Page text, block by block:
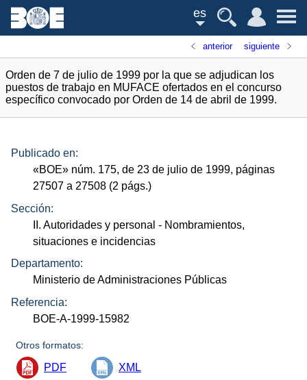
es
anterior siguiente
Orden de 7 de julio de 1999 por la que se adjudican los
puestos de trabajo en MUFACE ofertados en el concurso
específico convocado por Orden de 14 de abril de 1999.
Publicado en:
«BOE» núm. 175, de 23 de julio de 1999, páginas
27507 a 27508 (2 págs.)
Sección:
II. Autoridades y personal - Nombramientos,
situaciones e incidencias
Departamento:
Ministerio de Administraciones Públicas
Referencia:
BOE-A-1999-15982
Otros formatos:
PDF XML